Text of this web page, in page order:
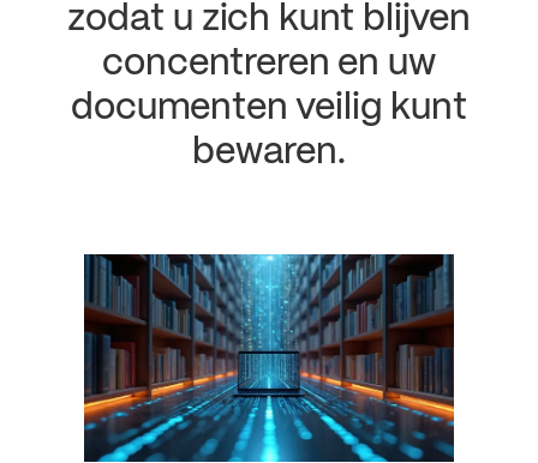
zodat u zich kunt blijven
concentreren en uw
documenten veilig kunt
bewaren.